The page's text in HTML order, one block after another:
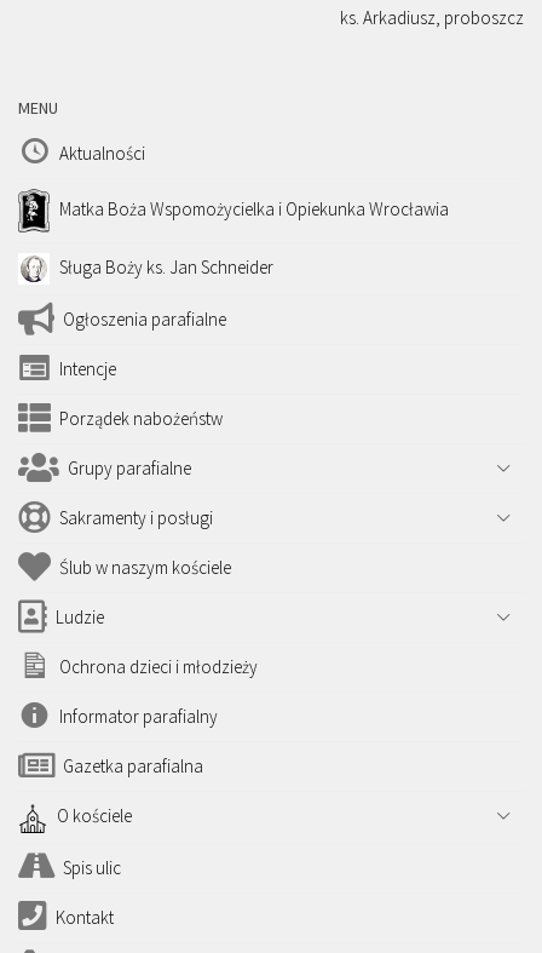
ks. Arkadiusz, proboszcz
MENU
Aktualności
Matka Boża Wspomożycielka i Opiekunka Wrocławia
Sługa Boży ks. Jan Schneider
Ogłoszenia parafialne
Intencje
Porządek nabożeństw
Grupy parafialne
Sakramenty i posługi
Ślub w naszym kościele
Ludzie
Ochrona dzieci i młodzieży
Informator parafialny
Gazetka parafialna
O kościele
Spis ulic
Kontakt